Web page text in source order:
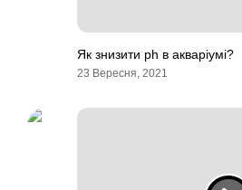
Як знизити ph в акваріумі?
23 Вересня, 2021